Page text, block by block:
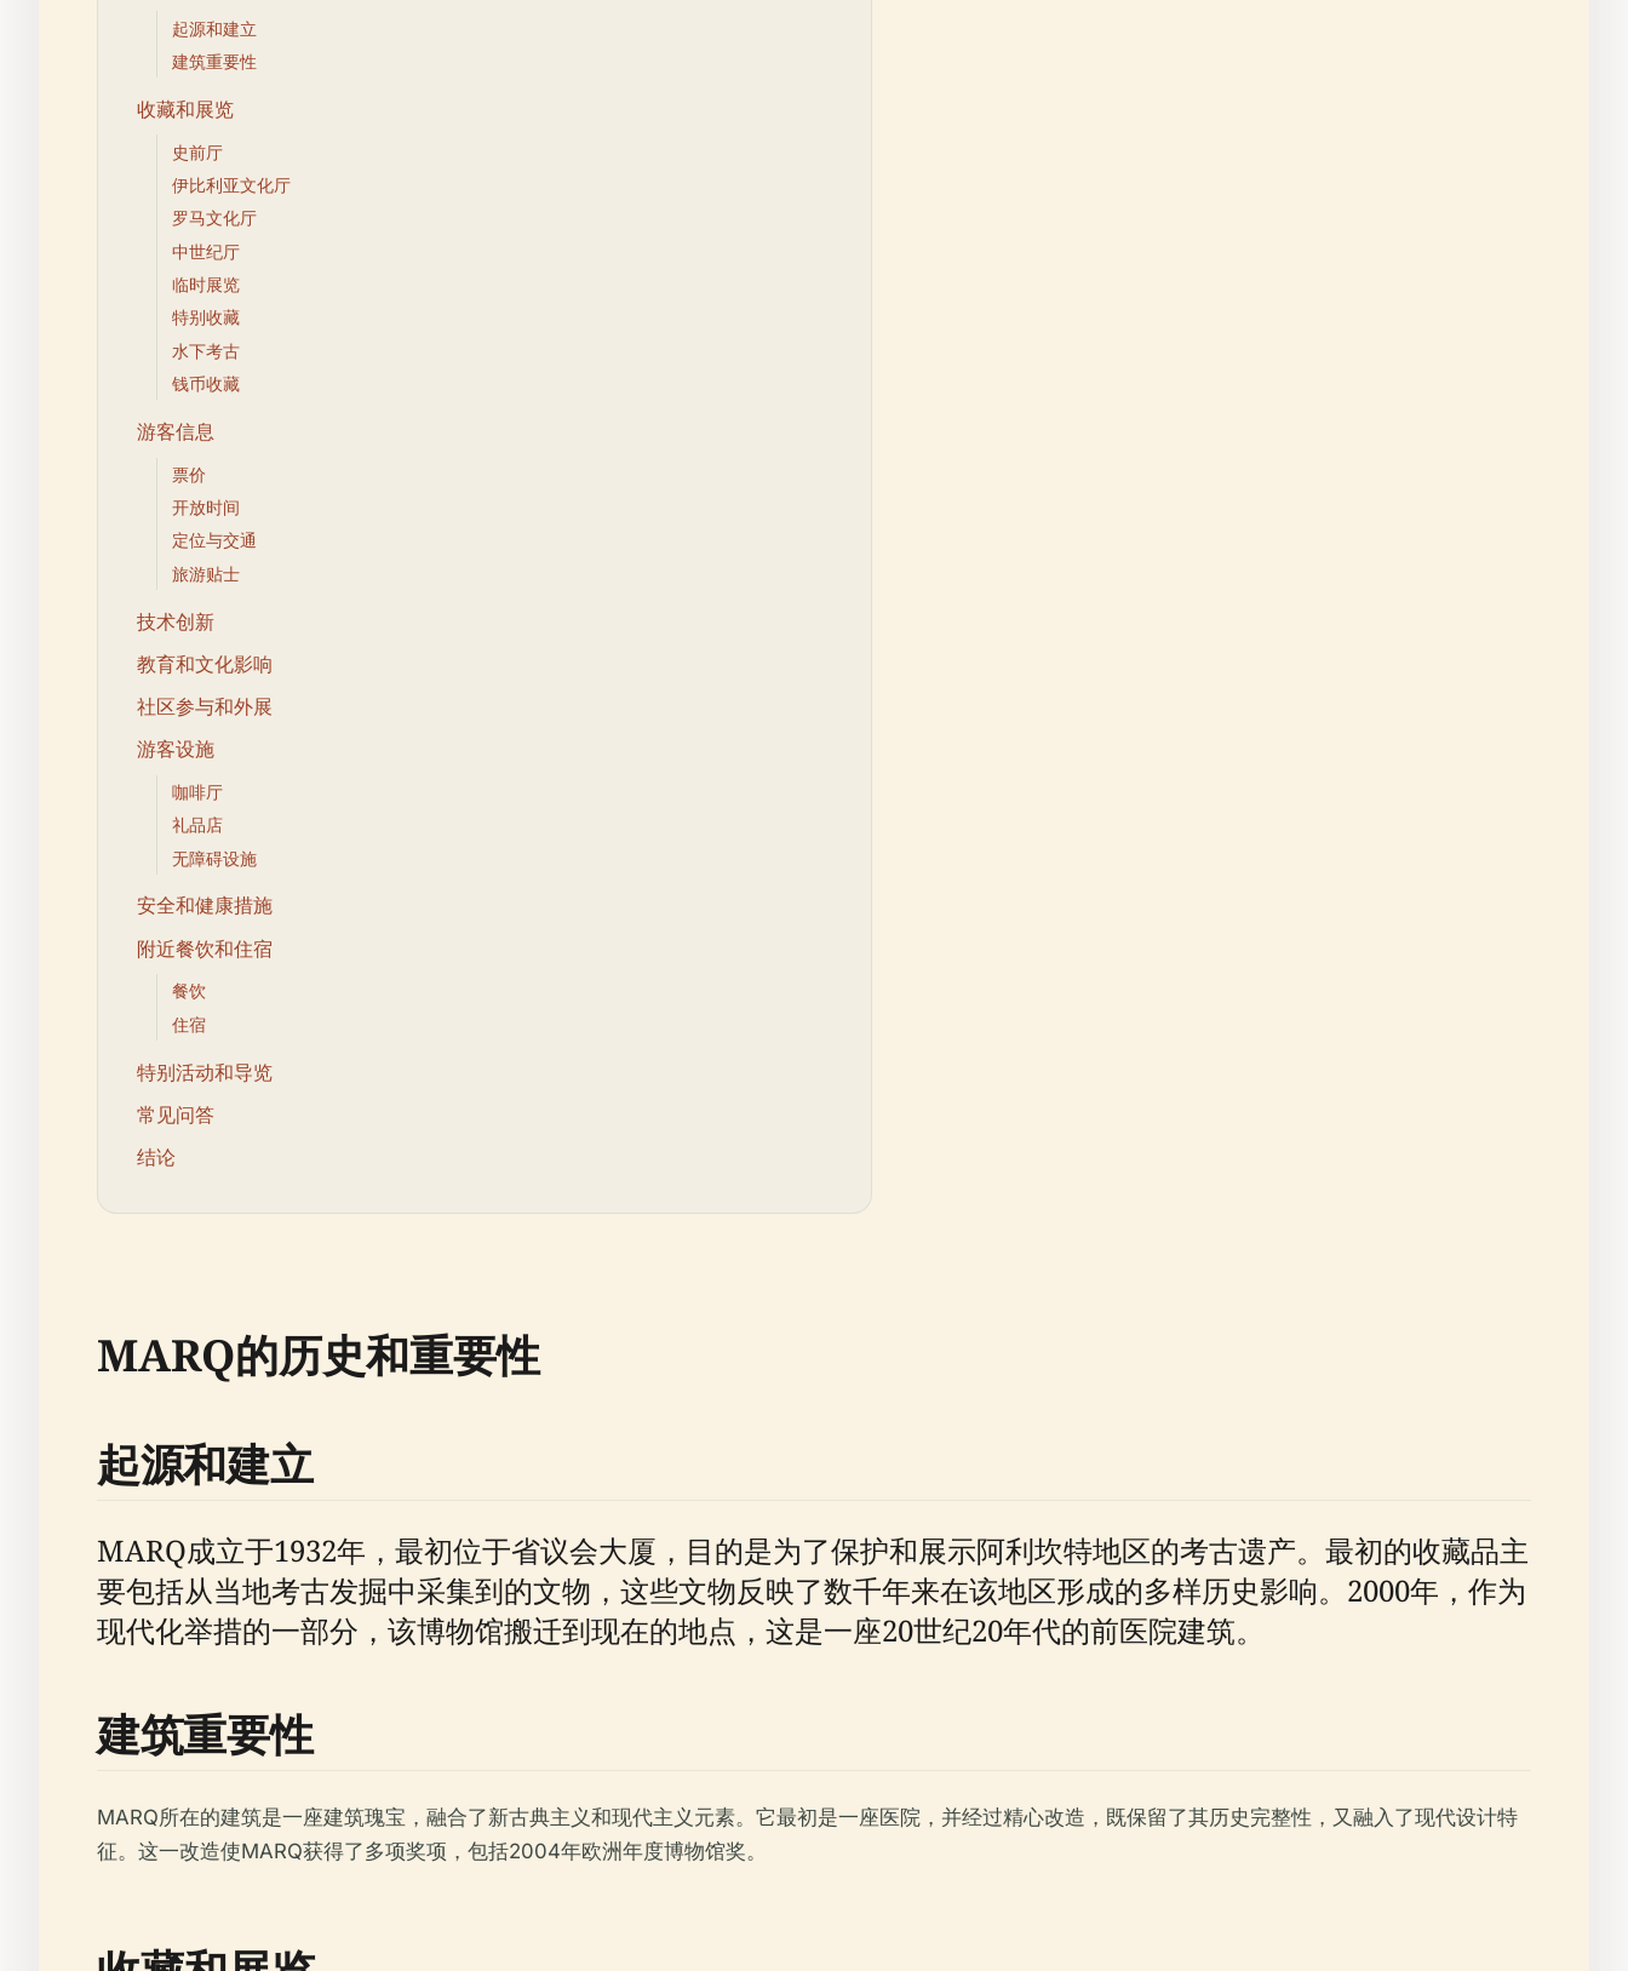
起源和建立
建筑重要性
收藏和展览
史前厅
伊比利亚文化厅
罗马文化厅
中世纪厅
临时展览
特别收藏
水下考古
钱币收藏
游客信息
票价
开放时间
定位与交通
旅游贴士
技术创新
教育和文化影响
社区参与和外展
游客设施
咖啡厅
礼品店
无障碍设施
安全和健康措施
附近餐饮和住宿
餐饮
住宿
特别活动和导览
常见问答
结论
MARQ的历史和重要性
起源和建立
MARQ成立于1932年，最初位于省议会大厦，目的是为了保护和展示阿利坎特地区的考古遗产。最初的收藏品主
要包括从当地考古发掘中采集到的文物，这些文物反映了数千年来在该地区形成的多样历史影响。2000年，作为
现代化举措的一部分，该博物馆搬迁到现在的地点，这是一座20世纪20年代的前医院建筑。
建筑重要性
MARQ所在的建筑是一座建筑瑰宝，融合了新古典主义和现代主义元素。它最初是一座医院，并经过精心改造，既保留了其历史完整性，又融入了现代设计特
征。这一改造使MARQ获得了多项奖项，包括2004年欧洲年度博物馆奖。